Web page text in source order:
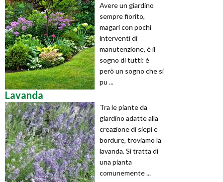
Avere un giardino
sempre fiorito,
magari con pochi
interventi di
manutenzione, è il
sogno di tutti: è
però un sogno che si
pu ...
Lavanda
Tra le piante da
giardino adatte alla
creazione di siepi e
bordure, troviamo la
lavanda. Si tratta di
una pianta
comunemente ...